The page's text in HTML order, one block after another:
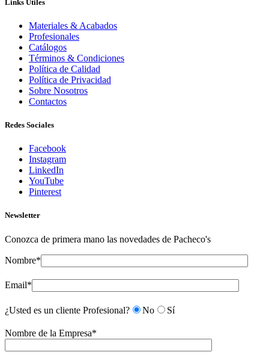
Links Útiles
Materiales & Acabados
Profesionales
Catálogos
Términos & Condiciones
Política de Calidad
Política de Privacidad
Sobre Nosotros
Contactos
Redes Sociales
Facebook
Instagram
LinkedIn
YouTube
Pinterest
Newsletter
Conozca de primera mano las novedades de Pacheco's
Nombre*
Email*
¿Usted es un cliente Profesional? No Sí
Nombre de la Empresa*